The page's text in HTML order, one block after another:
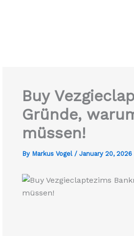
Buy
Gründe,
müssen!
By Markus Vogel / January 20, 2026